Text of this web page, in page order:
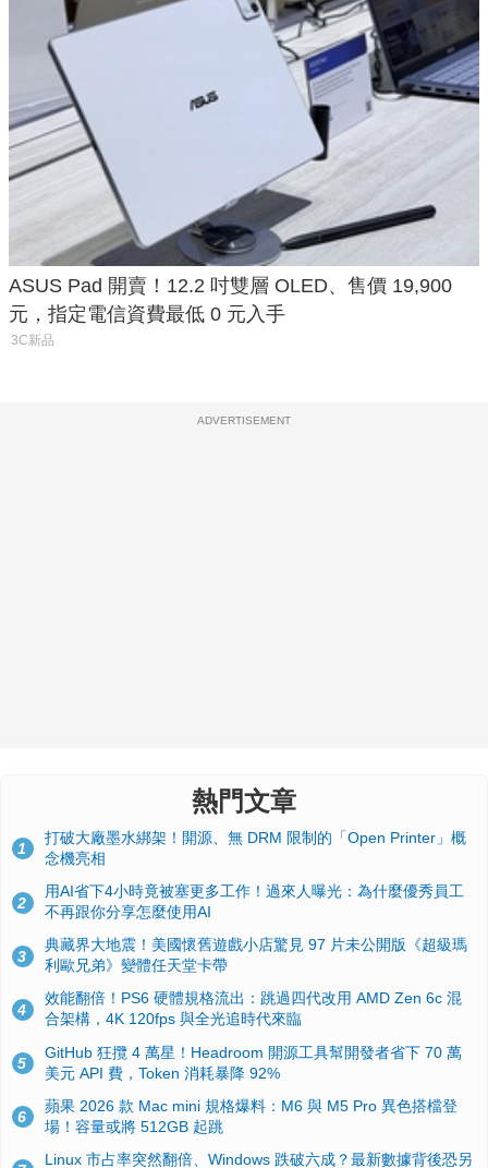
ASUS Pad 開賣！12.2 吋雙層 OLED、售價 19,900
元，指定電信資費最低 0 元入手
3C新品
ADVERTISEMENT
熱門文章
1
打破大廠墨水綁架！開源、無 DRM 限制的「Open Printer」概
念機亮相
2
用AI省下4小時竟被塞更多工作！過來人曝光：為什麼優秀員工
不再跟你分享怎麼使用AI
3
典藏界大地震！美國懷舊遊戲小店驚見 97 片未公開版《超級瑪
利歐兄弟》變體任天堂卡帶
4
效能翻倍！PS6 硬體規格流出：跳過四代改用 AMD Zen 6c 混
合架構，4K 120fps 與全光追時代來臨
5
GitHub 狂攬 4 萬星！Headroom 開源工具幫開發者省下 70 萬
美元 API 費，Token 消耗暴降 92%
6
蘋果 2026 款 Mac mini 規格爆料：M6 與 M5 Pro 異色搭檔登
場！容量或將 512GB 起跳
Linux 市占率突然翻倍、Windows 跌破六成？最新數據背後恐另